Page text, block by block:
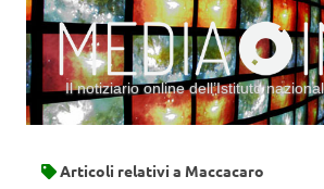
Il notiziario online dell’Istituto
Articoli relativi a Maccacaro